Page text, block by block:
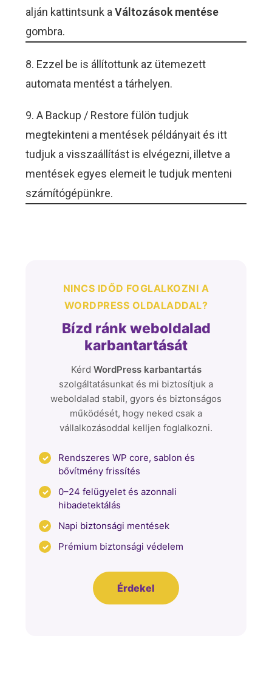
alján kattintsunk aVáltozások mentése
gombra.
8. Ezzel be is állítottunk az ütemezett
automata mentést a tárhelyen.
9. A Backup / Restore fülön tudjuk
megtekinteni a mentések példányait és itt
tudjuk a visszaállítást is elvégezni, illetve a
mentések egyes elemeit le tudjuk menteni
számítógépünkre.
NINCS IDŐD FOGLALKOZNI A
WORDPRESS OLDALADDAL?
Bízd ránk weboldalad
karbantartását
Kérd WordPress karbantartás
szolgáltatásunkat és mi biztosítjuk a
weboldalad stabil, gyors és biztonságos
működését, hogy neked csak a
vállalkozásoddal kelljen foglalkozni.
Rendszeres WP core, sablon és
bővítmény frissítés
0–24 felügyelet és azonnali
hibadetektálás
Napi biztonsági mentések
Prémium biztonsági védelem
Érdekel